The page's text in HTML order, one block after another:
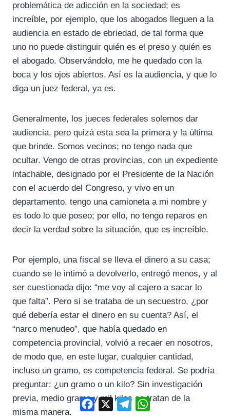
problemática de adicción en la sociedad; es
increíble, por ejemplo, que los abogados lleguen a la
audiencia en estado de ebriedad, de tal forma que
uno no puede distinguir quién es el preso y quién es
el abogado. Observándolo, me he quedado con la
boca y los ojos abiertos. Así es la audiencia, y que lo
diga un juez federal, ya es.
Generalmente, los jueces federales solemos dar
audiencia, pero quizá esta sea la primera y la última
que brinde. Somos vecinos; no tengo nada que
ocultar. Vengo de otras provincias, con un expediente
intachable, designado por el Presidente de la Nación
con el acuerdo del Congreso, y vivo en un
departamento, tengo una camioneta a mi nombre y
es todo lo que poseo; por ello, no tengo reparos en
decir la verdad sobre la situación, que es increíble.
Por ejemplo, una fiscal se lleva el dinero a su casa;
cuando se le intimó a devolverlo, entregó menos, y al
ser cuestionada dijo: “me voy al cajero a sacar lo
que falta”. Pero si se trataba de un secuestro, ¿por
qué debería estar el dinero en su cuenta? Así, el
“narco menudeo”, que había quedado en
competencia provincial, volvió a recaer en nosotros,
de modo que, en este lugar, cualquier cantidad,
incluso un gramo, es competencia federal. Se podría
preguntar: ¿un gramo o un kilo? Sin investigación
previa, medio gramo y mil kilos se tratan de la
misma manera.
Facebook
X TelegramWhatsApp